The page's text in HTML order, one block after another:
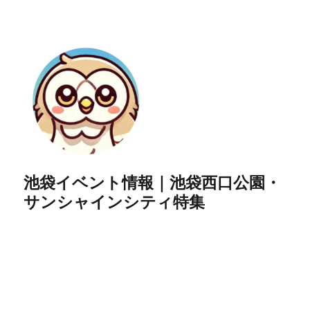
池袋イベント情報｜池袋西口公園・
サンシャインシティ特集